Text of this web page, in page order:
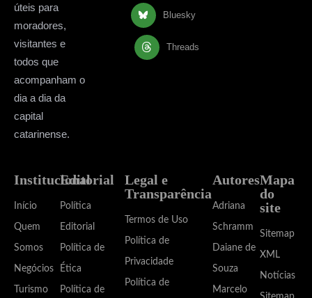
úteis para
moradores,
visitantes e
todos que
acompanham o
dia a dia da
capital
catarinense.
Bluesky
Threads
Institucional
Início
Quem
Somos
Negócios
Turismo
Editorial
Política
Editorial
Política de
Ética
Política de
Legal e
Transparência
Termos de Uso
Política de
Privacidade
Política de
Autores
Adriana
Schramm
Daiane de
Souza
Marcelo
Mapa
do
site
Sitemap
XML
Notícias